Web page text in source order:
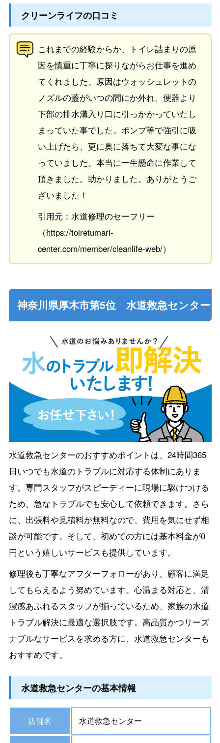
クリーンライフの口コミ
これまでの経験からか、トイレ詰まりの原
因を慎重に丁寧に探りながらお仕事を進め
てくれました。原因はウォッシュレットの
ノズルの蓋がいつの間にか外れ、便器より
下部の排水溝入り口に引っかかっていたし
まっていた事でした。ポンプ等で強引に吸
い上げたら、更に奥に落ちて大変な事にな
っていました。本当に一生懸命に作業して
頂きました。助かりました。ありがとうご
ざいました！
引用元：水道修理のセーフリー
（https://toiretumari-
center.com/member/cleanlife-web/）
神奈川県厚木市第5位 水道救急センター
水道救急センターのおすすめポイントは、24時間365
日いつでも水道のトラブルに対応する体制にありま
す。専門スタッフがスピーディーに現場に駆けつける
ため、急なトラブルでも安心して依頼できます。さら
に、出張料や見積料が無料なので、費用を気にせず相
談が可能です。そして、初めての方には基本料金が0
円という嬉しいサービスも提供しています。
修理後も丁寧なアフターフォローがあり、顧客に満足
してもらえるよう努めています。心温まる対応と、清
潔感あふれるスタッフが揃っているため、家族の水道
トラブル解決に最適な選択肢です。高品質かつリーズ
ナブルなサービスを求める方に、水道救急センターも
おすすめです。
水道救急センターの基本情報
店舗名 水道救急センター